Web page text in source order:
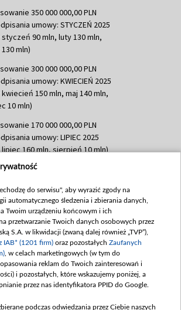
350 000 000,00 PLN
umowy: STYCZEŃ 2025
styczeń 90 mln, luty 130 mln,
mln)
300 000 000,00 PLN
umowy: KWIECIEŃ 2025
150 mln, maj 140 mln,
10 mln)
170 000 000,00 PLN
umowy: LIPIEC 2025
lipiec 160 mln, sierpień 10 mln)
60 000 000,00 PLN
wrzesień 60 mln)
635 783 051,21 PLN
umowy: WRZESIEŃ 2025
wrzesień 100 mln, październik 350
265 mln)
48 862 000,00 PLN
umowy: GRUDZIEŃ 2025
do serwisu", aby wyrazić zgody na
automatycznego śledzenia i zbierania danych,
Twoim urządzeniu końcowym i ich
przetwarzanie Twoich danych osobowych przez
S.A. w likwidacji (zwaną dalej również „TVP”),
IAB* (1201 firm) oraz pozostałych Zaufanych
, w celach marketingowych (w tym do
reklam do Twoich zainteresowań i
i pozostałych, które wskazujemy poniżej, a
przez nas identyfikatora PPID do Google.
podczas odwiedzania przez Ciebie naszych